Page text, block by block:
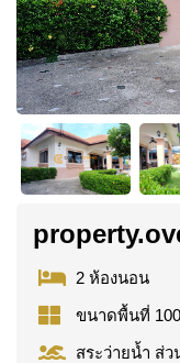
2 ห้องนอน
ขนาดพื้นที่
สระว่ายน้ำ ส่ว